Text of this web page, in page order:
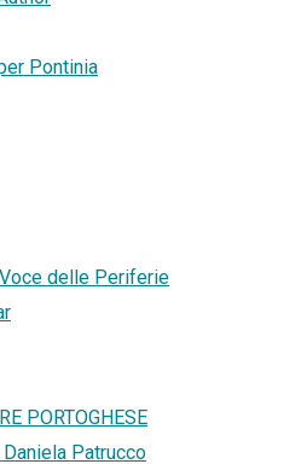
Pontinia
delle Periferie
PORTOGHESE
Patrucco